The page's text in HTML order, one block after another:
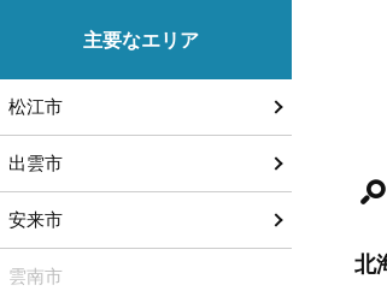
北
主要なエリア
松江市
出雲市
安来市
雲南市